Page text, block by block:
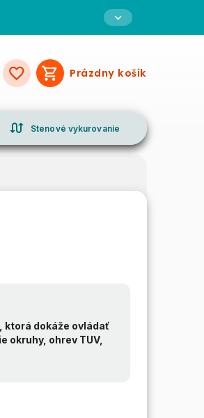
Nákupný
Prázdny košík
swap_calls Stenové vykurovanie
ktorá dokáže ovládať
okruhy, ohrev TUV,